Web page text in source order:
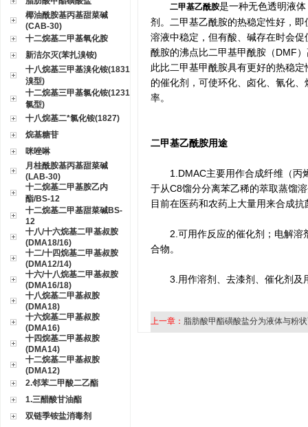
椰油酰胺基丙基甜菜碱
(CAB-30)
十二烷基二甲基氧化胺
新洁尔灭(苯扎溴铵)
十八烷基三甲基溴化铵(1831
溴型)
十二烷基三甲基氯化铵(1231
氯型)
十八烷基二*氯化铵(1827)
烷基糖苷
咪唑啉
月桂酰胺基丙基甜菜碱
(LAB-30)
十二烷基二甲基胺乙内
酯/BS-12
十二烷基二甲基甜菜碱BS-
12
十八/十六烷基二甲基叔胺
(DMA18/16)
十二/十四烷基二甲基叔胺
(DMA12/14)
十六/十八烷基二甲基叔胺
(DMA16/18)
十八烷基二甲基叔胺
(DMA18)
十六烷基二甲基叔胺
(DMA16)
十四烷基二甲基叔胺
(DMA14)
十二烷基二甲基叔胺
(DMA12)
2.邻苯二甲酸二乙酯
1.三醋酸甘油酯
双链季铵盐消毒剂
二甲基乙酰胺是一种无色透明液
剂。二甲基乙酰胺的热稳定性好，
溶液中稳定，但有酸、碱存在时会
酰胺的沸点比二甲基甲酰胺（DMF
此比二甲基甲酰胺具有更好的热稳
的催化剂，可使环化、卤化、氰化
率。
二甲基乙酰胺用途
1.DMAC主要用作合成纤维（丙
于从C8馏分分离苯乙稀的萃取蒸馏
目前在医药和农药上大量用来合成
2.可用作反应的催化剂；电解溶
合物。
3.用作溶剂、去漆剂、催化剂及
上一章： 脂肪酸甲酯磺酸盐分为液体与粉